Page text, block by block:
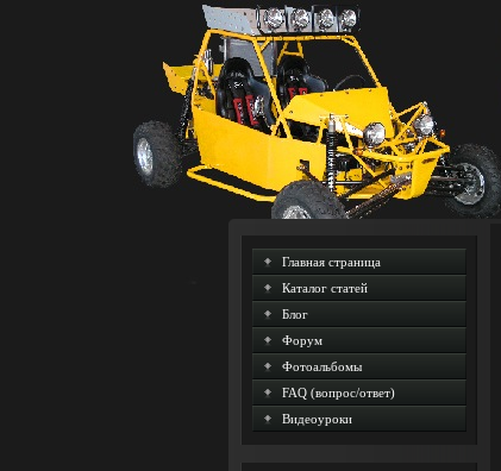
Главная страница
Каталог статей
Блог
Форум
Фотоальбомы
FAQ (вопрос/ответ)
Видеоуроки